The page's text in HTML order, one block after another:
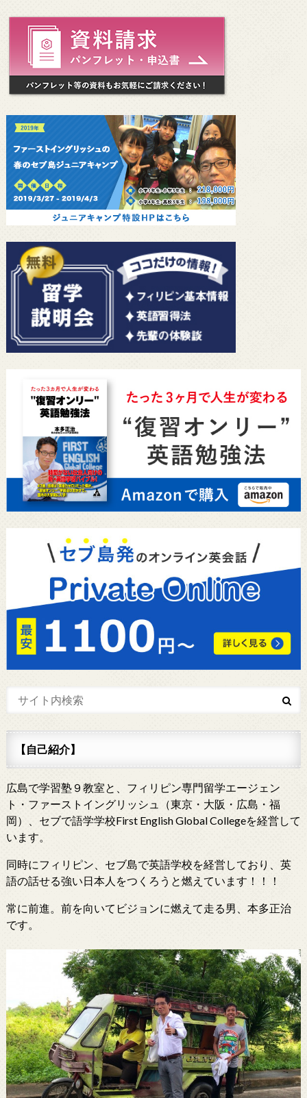
【自己紹介】
広島で学習塾９教室と、フィリピン専門留学エージェン
ト・ファーストイングリッシュ（東京・大阪・広島・福
岡）、セブで語学学校First English Global Collegeを経営して
います。
同時にフィリピン、セブ島で英語学校を経営しており、英
語の話せる強い日本人をつくろうと燃えています！！！
常に前進。前を向いてビジョンに燃えて走る男、本多正治
です。